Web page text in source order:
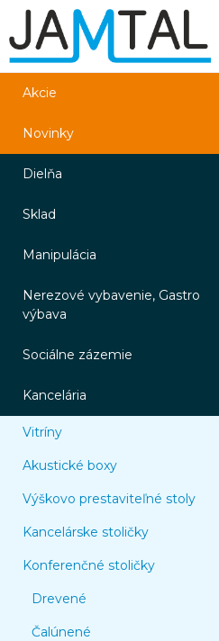
Akcie
Novinky
Dielňa
Sklad
Manipulácia
Nerezové vybavenie, Gastro
výbava
Sociálne zázemie
Kancelária
Vitríny
Akustické boxy
Výškovo prestaviteľné stoly
Kancelárske stoličky
Konferenčné stoličky
Drevené
Čalúnené